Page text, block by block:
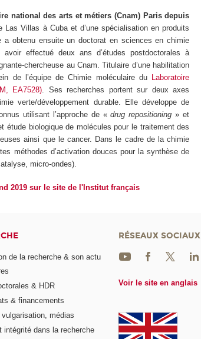
national des arts et métiers (Cnam) Paris depuis
Las Villas à Cuba et d’une spécialisation en produits
a obtenu ensuite un doctorat en sciences en chimie
effectué deux ans d’études postdoctorales à
chercheuse au Cnam. Titulaire d’une habilitation
de l’équipe de Chimie moléculaire du
Laboratoire
EA7528) . Ses recherches portent sur deux axes
verte/développement durable. Elle développe de
utilisant l’approche de «drug repositioning» et
étude biologique de molécules pour le traitement des
ainsi que le cancer. Dans le cadre de la chimie
méthodes d’activation douces pour la synthèse de
micro-ondes).
2019 sur le site de l'Institut français
de la recherche & son actu
& HDR
& financements
vulgarisation, médias
intégrité dans la recherche
RÉSEAUX SOCIAUX
Voir le site en anglais